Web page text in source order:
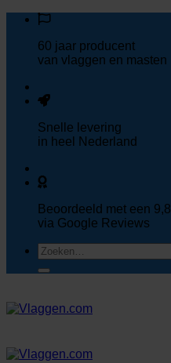
inhoud60 jaar producent
van vlaggen en masten
Snelle levering
in heel Nederland
Beoordeeld met een 9,8
via Google Reviews
Zoeken
naar: